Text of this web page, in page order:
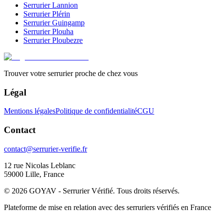
SerrurierLannion
SerrurierPlérin
SerrurierGuingamp
SerrurierPlouha
SerrurierPloubezre
Trouver votre serrurier proche de chez vous
Légal
Mentions légalesPolitique de confidentialitéCGU
Contact
contact@serrurier-verifie.fr
12 rue Nicolas Leblanc
59000 Lille, France
© 2026 GOYAV - Serrurier Vérifié. Tous droits réservés.
Plateforme de mise en relation avec des serruriers vérifiés en France